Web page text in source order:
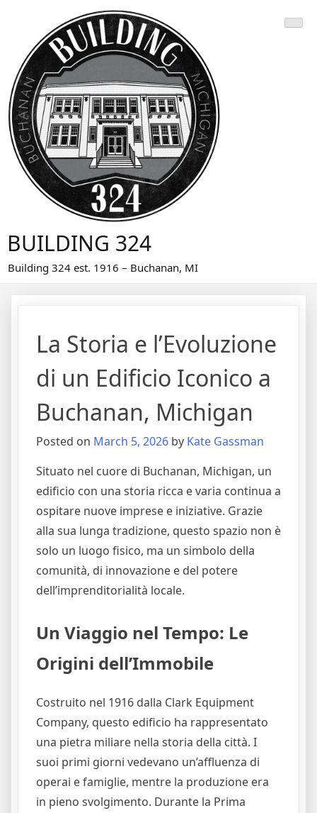
content
BUILDING 324
Building 324 est. 1916 – Buchanan, MI
La Storia e l’Evoluzione
di un Edificio Iconico a
Buchanan, Michigan
Posted on March 5, 2026 by Kate Gassman
Situato nel cuore di Buchanan, Michigan, un
edificio con una storia ricca e varia continua a
ospitare nuove imprese e iniziative. Grazie
alla sua lunga tradizione, questo spazio non è
solo un luogo fisico, ma un simbolo della
comunità, di innovazione e del potere
dell’imprenditorialità locale.
Un Viaggio nel Tempo: Le
Origini dell’Immobile
Costruito nel 1916 dalla Clark Equipment
Company, questo edificio ha rappresentato
una pietra miliare nella storia della città. I
suoi primi giorni vedevano un’affluenza di
operai e famiglie, mentre la produzione era
in pieno svolgimento. Durante la Prima